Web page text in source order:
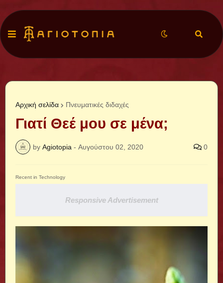
Αρχική σελίδα Πνευματικές διδαχές
Γιατί Θεέ μου σε μένα;
by Agiotopia - Αυγούστου 02, 2020 0
Recent in Technology
Responsive Advertisement